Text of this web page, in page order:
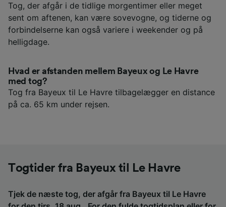
Tog, der afgår i de tidlige morgentimer eller meget
sent om aftenen, kan være sovevogne, og tiderne og
forbindelserne kan også variere i weekender og på
helligdage.
Hvad er afstanden mellem Bayeux og Le Havre
med tog?
Tog fra Bayeux til Le Havre tilbagelægger en distance
på ca. 65 km under rejsen.
Togtider fra Bayeux til Le Havre
Tjek de næste tog, der afgår fra Bayeux til Le Havre